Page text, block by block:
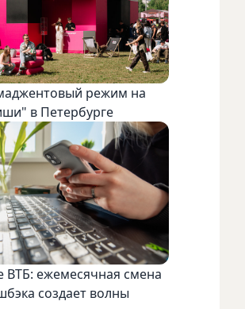
режим на
в Петербурге
ВТБ: ежемесячная смена
создает волны